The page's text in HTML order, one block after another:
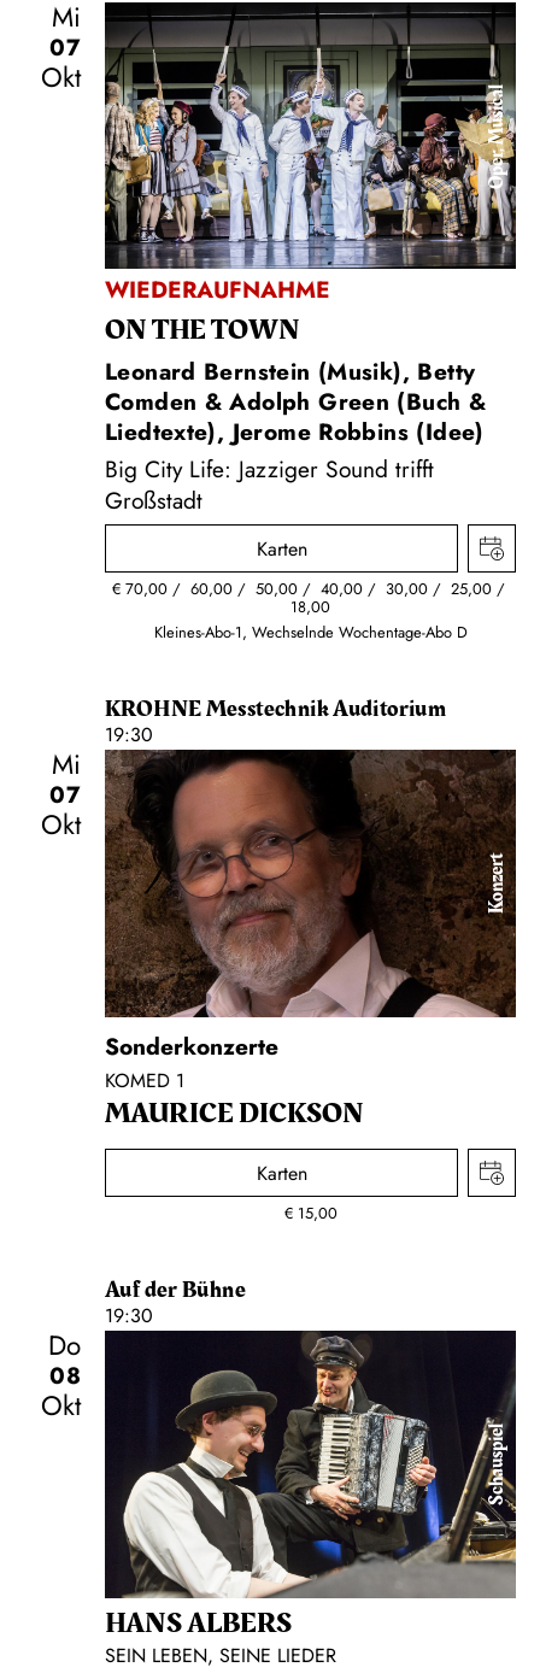
Mi
07
Okt
Oper, Musical
WIEDERAUFNAHME
ON THE TOWN
Leonard Bernstein (Musik), Betty
Comden & Adolph Green (Buch &
Liedtexte), Jerome Robbins (Idee)
Big City Life: Jazziger Sound trifft
Großstadt
Karten
€ 70,00 60,00 50,00 40,00 30,00 25,00
18,00
Kleines-Abo-1, Wechselnde Wochentage-Abo D
KROHNE Messtechnik Auditorium
19:30
Mi
07
Okt
Konzert
Sonderkonzerte
KOMED 1
MAURICE DICKSON
Karten
€ 15,00
Auf der Bühne
19:30
Do
08
Okt
Schauspiel
HANS ALBERS
SEIN LEBEN, SEINE LIEDER